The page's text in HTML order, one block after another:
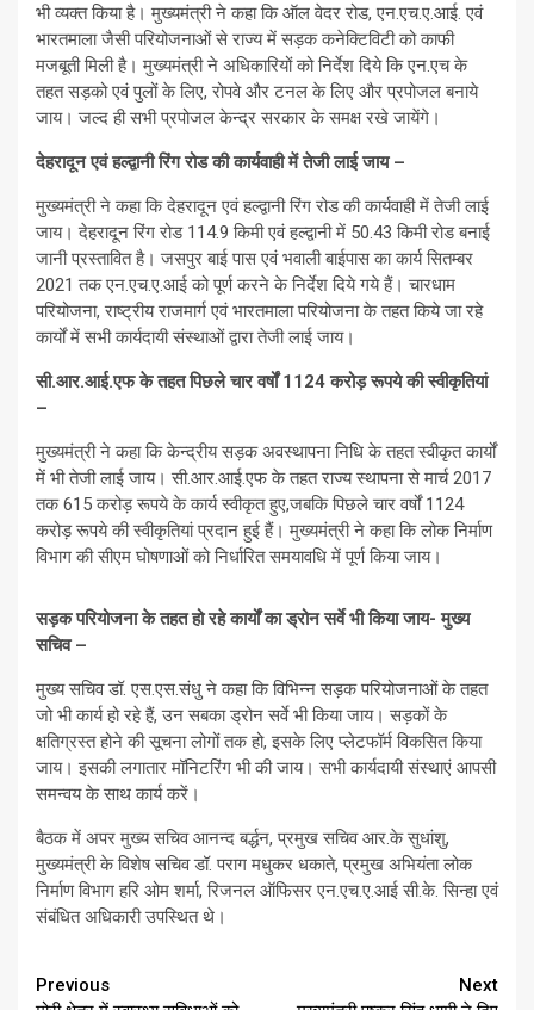
भी व्यक्त किया है। मुख्यमंत्री ने कहा कि ऑल वेदर रोड, एन.एच.ए.आई. एवं
भारतमाला जैसी परियोजनाओं से राज्य में सड़क कनेक्टिविटी को काफी
मजबूती मिली है। मुख्यमंत्री ने अधिकारियों को निर्देश दिये कि एन.एच के
तहत सड़को एवं पुलों के लिए, रोपवे और टनल के लिए और प्रपोजल बनाये
जाय। जल्द ही सभी प्रपोजल केन्द्र सरकार के समक्ष रखे जायेंगे।
देहरादून एवं हल्द्वानी रिंग रोड की कार्यवाही में तेजी लाई जाय –
मुख्यमंत्री ने कहा कि देहरादून एवं हल्द्वानी रिंग रोड की कार्यवाही में तेजी लाई
जाय। देहरादून रिंग रोड 114.9 किमी एवं हल्द्वानी में 50.43 किमी रोड बनाई
जानी प्रस्तावित है। जसपुर बाई पास एवं भवाली बाईपास का कार्य सितम्बर
2021 तक एन.एच.ए.आई को पूर्ण करने के निर्देश दिये गये हैं। चारधाम
परियोजना, राष्ट्रीय राजमार्ग एवं भारतमाला परियोजना के तहत किये जा रहे
कार्यों में सभी कार्यदायी संस्थाओं द्वारा तेजी लाई जाय।
सी.आर.आई.एफ के तहत पिछले चार वर्षों 1124 करोड़ रूपये की स्वीकृतियां
–
मुख्यमंत्री ने कहा कि केन्द्रीय सड़क अवस्थापना निधि के तहत स्वीकृत कार्यों
में भी तेजी लाई जाय। सी.आर.आई.एफ के तहत राज्य स्थापना से मार्च 2017
तक 615 करोड़ रूपये के कार्य स्वीकृत हुए,जबकि पिछले चार वर्षों 1124
करोड़ रूपये की स्वीकृतियां प्रदान हुई हैं। मुख्यमंत्री ने कहा कि लोक निर्माण
विभाग की सीएम घोषणाओं को निर्धारित समयावधि में पूर्ण किया जाय।
सड़क परियोजना के तहत हो रहे कार्यों का ड्रोन सर्वे भी किया जाय- मुख्य
सचिव –
मुख्य सचिव डॉ. एस.एस.संधु ने कहा कि विभिन्न सड़क परियोजनाओं के तहत
जो भी कार्य हो रहे हैं, उन सबका ड्रोन सर्वे भी किया जाय। सड़कों के
क्षतिग्रस्त होने की सूचना लोगों तक हो, इसके लिए प्लेटफॉर्म विकसित किया
जाय। इसकी लगातार मॉनिटरिंग भी की जाय। सभी कार्यदायी संस्थाएं आपसी
समन्वय के साथ कार्य करें।
बैठक में अपर मुख्य सचिव आनन्द बर्द्धन, प्रमुख सचिव आर.के सुधांशु,
मुख्यमंत्री के विशेष सचिव डॉ. पराग मधुकर धकाते, प्रमुख अभियंता लोक
निर्माण विभाग हरि ओम शर्मा, रिजनल ऑफिसर एन.एच.ए.आई सी.के. सिन्हा एवं
संबंधित अधिकारी उपस्थित थे।
Continue
Previous
Next